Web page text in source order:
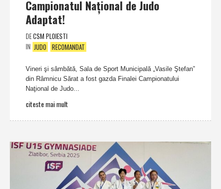
Campionatul Naţional de Judo
Adaptat!
DECSM PLOIESTI
IN JUDO RECOMANDAT
Vineri şi sâmbătă, Sala de Sport Municipală „Vasile Ştefan”
din Râmnicu Sărat a fost gazda Finalei Campionatului
Naţional de Judo...
citeste mai mult